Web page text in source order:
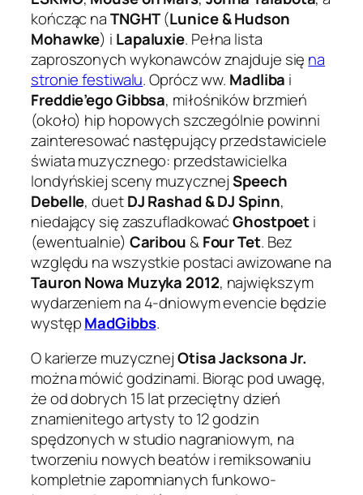
kończąc naTNGHT(Lunice & Hudson
Mohawke) i Lapaluxie. Pełna lista
zaproszonych wykonawców znajduje się na
stronie festiwalu. Oprócz ww. Madliba i
Freddie’ego Gibbsa, miłośników brzmień
(około) hip hopowych szczególnie powinni
zainteresować następujący przedstawiciele
świata muzycznego: przedstawicielka
londyńskiej sceny muzycznejSpeech
Debelle, duetDJ Rashad & DJ Spinn,
niedający się zaszufladkowaćGhostpoeti
(ewentualnie) Caribou &Four Tet. Bez
względu na wszystkie postaci awizowane na
Tauron Nowa Muzyka 2012, największym
wydarzeniem na 4-dniowym evencie będzie
występMadGibbs.
O karierze muzycznejOtisa Jacksona Jr.
można mówić godzinami. Biorąc pod uwagę,
że od dobrych 15 lat przeciętny dzień
znamienitego artysty to 12 godzin
spędzonych w studio nagraniowym, na
tworzeniu nowych beatów i remiksowaniu
kompletnie zapomnianych funkowo-